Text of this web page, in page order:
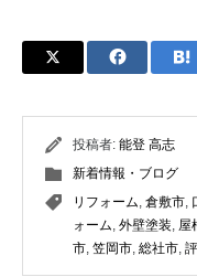
投稿者: 能登 高志
新着情報・ブログ
リフォーム, 倉敷市,
ォーム, 外壁塗装, 屋
市, 笠岡市, 総社市,